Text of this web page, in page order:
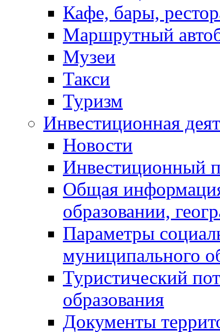
Кафе, бары,
Маршрутный
Музеи
Такси
Туризм
Инвестиционная
Новости
Инвестиционный
Общая
образовании,
Параметры
муниципального
Туристический
образования
Документы